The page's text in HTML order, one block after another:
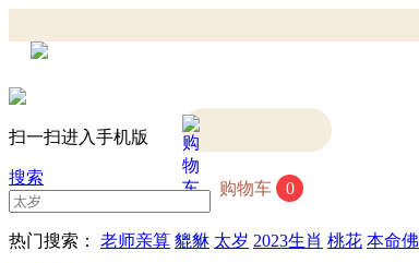
扫一扫进入手机版
购物车 0
搜索
热门搜索： 老师亲算 貔貅 太岁 2023生肖 桃花 本命佛